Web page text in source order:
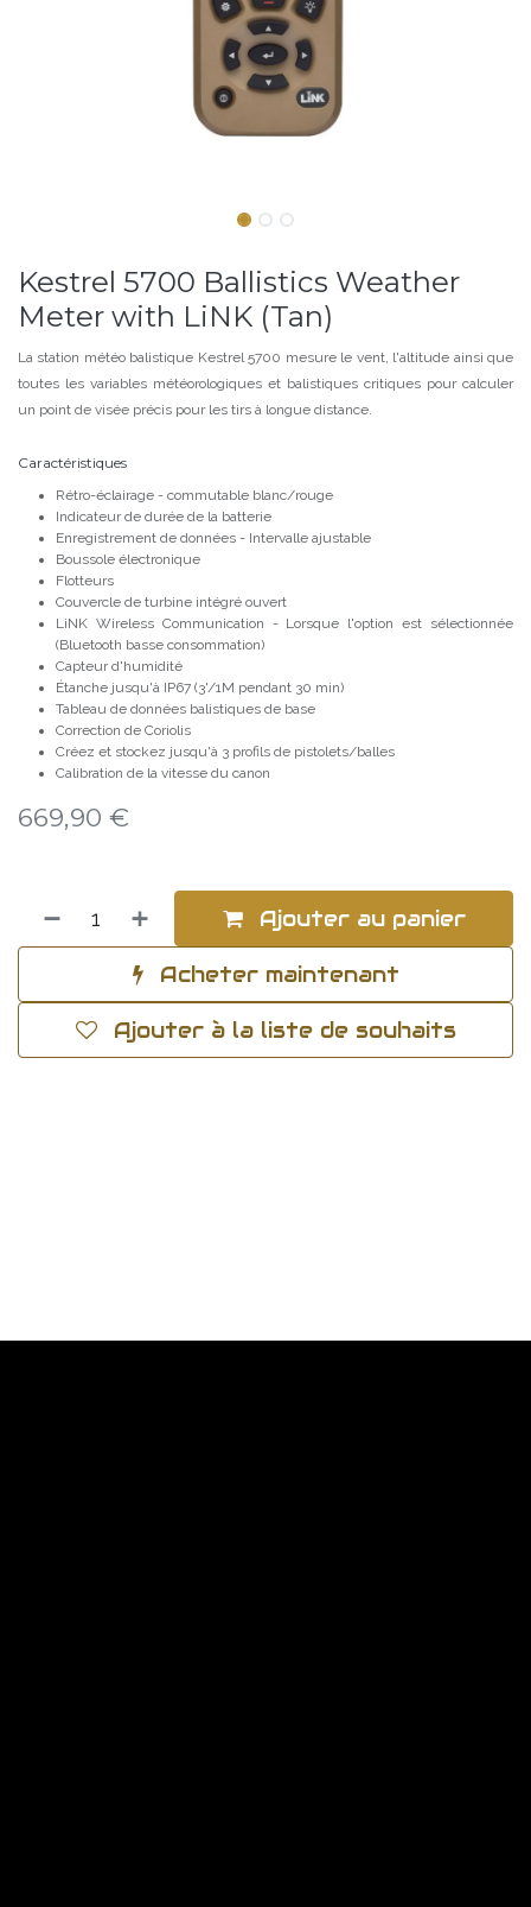
Kestrel 5700 Ballistics Weather
Meter with LiNK (Tan)
La station météo balistique Kestrel 5700 mesure le vent, l'altitude ainsi que
toutes les variables météorologiques et balistiques critiques pour calculer
un point de visée précis pour les tirs à longue distance.
Caractéristiques
Rétro-éclairage - commutable blanc/rouge
Indicateur de durée de la batterie
Enregistrement de données - Intervalle ajustable
Boussole électronique
Flotteurs
Couvercle de turbine intégré ouvert
LiNK Wireless Communication - Lorsque l'option est sélectionnée
(Bluetooth basse consommation)
Capteur d'humidité
Étanche jusqu'à IP67 (3'/1M pendant 30 min)
Tableau de données balistiques de base
Correction de Coriolis
Créez et stockez jusqu'à 3 profils de pistolets/balles
Calibration de la vitesse du canon
669,90 €
Ajouter au panier
Acheter maintenant
Ajouter à la liste de souhaits